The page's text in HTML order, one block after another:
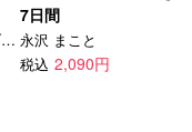
エルンスト・H・ゴンブリッチ
7日間
永沢 まこと
税込 2,090円